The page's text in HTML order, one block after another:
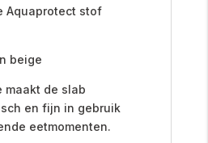
Aquaprotect stof
beige
maakt de slab
en fijn in gebruik
eetmomenten.